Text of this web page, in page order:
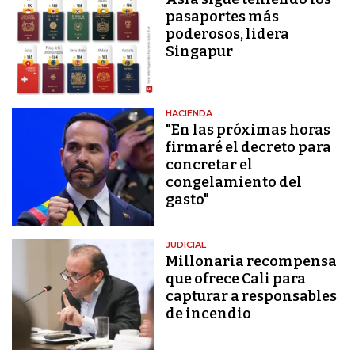
pasaportes más
poderosos, lidera
Singapur
HACIENDA
"En las próximas horas
firmaré el decreto para
concretar el
congelamiento del
gasto"
JUDICIAL
Millonaria recompensa
que ofrece Cali para
capturar a responsables
de incendio